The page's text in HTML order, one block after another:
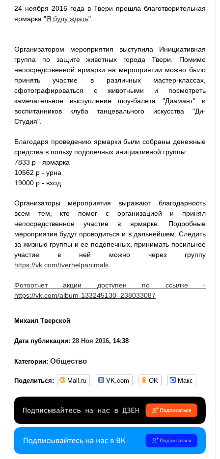
24 ноября 2016 года в Твери прошла благотворительная
ярмарка "Я буду ждать".
Организатором мероприятия выступила Инициативная
группа по защите животных города Твери. Помимо
непосредственной ярмарки на мероприятии можно было
принять участие в различных мастер-классах,
сфотографироваться с животными и посмотреть
замечательное выступление шоу-балета "Диамант" и
воспитанников клуба танцевального искусства "Ди-
Студия".
Благодаря проведению ярмарки были собраны денежные
средства в пользу подопечных инициативной группы:
7833 р - ярмарка
10562 р - урна
19000 р - вход
Организаторы мероприятия выражают благодарность
всем тем, кто помог с организацией и принял
непосредственное участие в ярмарке. Подробные
мероприятия будут проводиться и в дальнейшем. Следить
за жизнью группы и ее подопечных, принимать посильное
участие в ней можно через группу
https://vk.com/tverhelpanimals
Фотоотчет акции доступен по ссылке -
https://vk.com/album-133245130_238033087
Михаил Тверской
Дата публикации: 28 Ноя 2016, 14:38
Категории: Общество
Поделиться: Mail.ru VK.com OK Макс